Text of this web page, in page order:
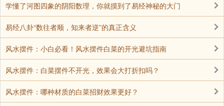
舒缓情绪：绿色植物对人的情绪有很好的调节作
用，幸福树也不例外。它能让人心情愉悦，缓解压力和
焦虑，从而营造一个良好的心理环境，间接对生活和工
作产生积极影响。
幸福树的风水摆放位置
学懂了河图四象的阴阳数理，你就摸到了易经神秘的大门
易经八卦“数往者顺，知来者逆”的真正含义
风水摆件：小白必看！风水摆件白菜的开光避坑指南
风水摆件：白菜摆件不开光，效果会大打折扣吗？
风水摆件：哪种材质的白菜招财效果更好？